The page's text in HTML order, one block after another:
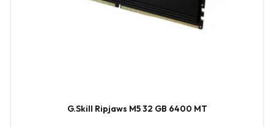
G.Skill Ripjaws M5 32 GB 6400 MT